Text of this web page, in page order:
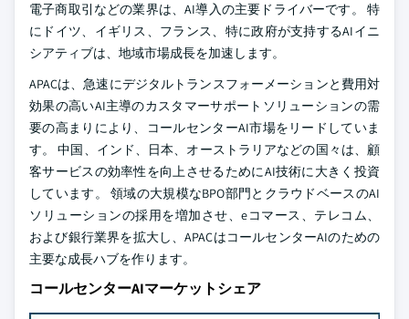
電子商取引などの業界は、AI導入の主要ドライバーです。 特
にドイツ、イギリス、フランス、特に政府が支持するAIイニ
シアティブは、地域市場成長を加速します。
APACは、急速にデジタルトランスフォーメーションと費用対
効果の高いAI主導のカスタマーサポートソリューションの需
要の高まりにより、コールセンターAI市場をリードしていま
す。 中国、インド、日本、オーストラリアなどの国々は、顧
客サービスの効率性を向上させるためにAI技術に大きく投資
しています。 領域の大規模なBPO部門とクラウドベースのAI
ソリューションの採用を増加させ、eコマース、テレコム、
および銀行業界を拡大し、APACはコールセンターAIのための
主要な成長ハブを作ります。
コールセンターAIマーケットシェア